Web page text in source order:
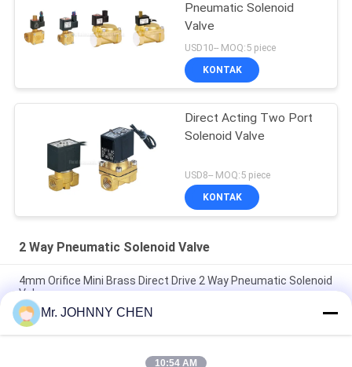
Pneumatic Solenoid
Valve
USD10-- MOQ:5 piece
KONTAK
Direct Acting Two Port
Solenoid Valve
USD8-- MOQ:5 piece
KONTAK
2 Way Pneumatic Solenoid Valve
4mm Orifice Mini Brass Direct Drive 2 Way Pneumatic Solenoid
Valve
16~50mm Orifice 2/2 Brass Pneumatic Solenoid Valve
G1/2"~G2" With Viton Seal
Mr. JOHNNY CHEN
10:54 AM